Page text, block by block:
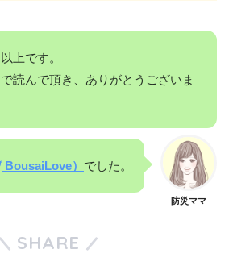
上です。
読んで頂き、ありがとうございま
防災ママ
BousaiLove） でした。
SHARE